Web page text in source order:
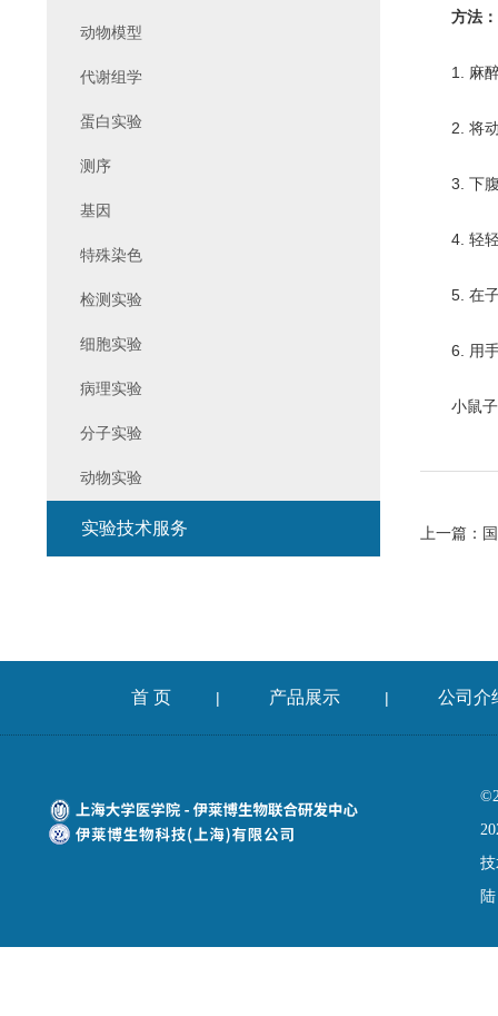
方法：
1. 麻醉
2. 将动
3. 下腹
4. 轻轻
5. 在子
6. 用手
小鼠子
上一篇：
动物模型
代谢组学
蛋白实验
测序
基因
特殊染色
检测实验
细胞实验
病理实验
分子实验
动物实验
实验技术服务
首 页 | 产品展示 | 公司介
陆